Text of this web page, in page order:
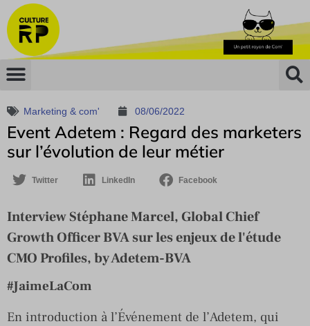
Marketing & com' 08/06/2022
Event Adetem : Regard des marketers
sur l’évolution de leur métier
Twitter LinkedIn Facebook
Interview Stéphane Marcel, Global Chief
Growth Officer BVA sur les enjeux de l'étude
CMO Profiles, by Adetem-BVA
#JaimeLaCom
En introduction à l’Événement de l’Adetem, qui